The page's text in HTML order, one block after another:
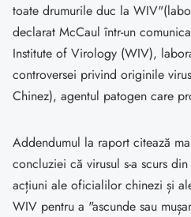
toate drumurile duc la
declarat McCaul într-un
Institute of Virology (WIV),
controversei privind originile
Chinez), agentul patogen care
Addendumul la raport citează
concluziei că virusul s-a scurs
acțiuni ale oficialilor chinezi și
WIV pentru a "ascunde sau